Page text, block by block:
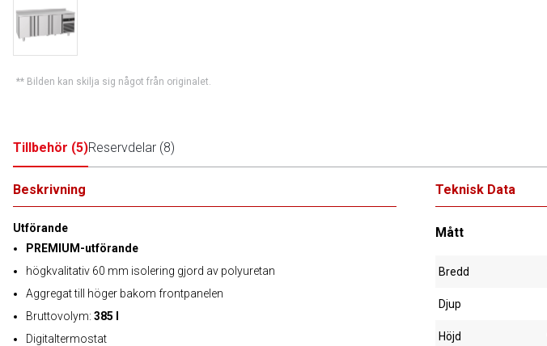
** Bilden kan skilja sig något från originalet.
Tillbehör (5)Reservdelar (8)
Beskrivning
Utförande
PREMIUM-utförande
högkvalitativ 60 mm isolering gjord av polyuretan
Aggregat till höger bakom frontpanelen
Bruttovolym: 385 l
Digitaltermostat
Teknisk Data
Mått
Bredd
Djup
Höjd